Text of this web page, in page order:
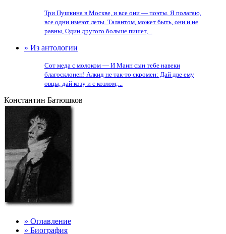
Три Пушкина в Москве, и все они — поэты. Я полагаю,
все одни имеют леты. Талантом, может быть, они и не
равны, Один другого больше пишет,...
» Из антологии
Сот меда с молоком — И Маин сын тебе навеки
благосклонен! Алкид не так-то скромен: Дай две ему
овцы, дай козу и с козлом;...
Константин Батюшков
» Оглавление
» Биография